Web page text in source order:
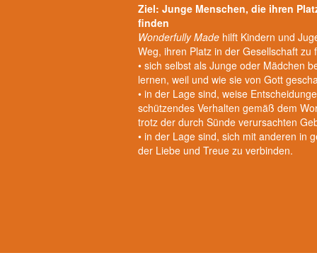
Ziel: Junge Menschen, die ihren
finden
Wonderfully Made hilft Kindern und
Weg, ihren Platz in der Gesellschaft zu
• sich selbst als Junge oder Mädchen
lernen, weil und wie sie von Gott
• in der Lage sind, weise
schützendes Verhalten gemäß dem
trotz der durch Sünde verursachten
• in der Lage sind, sich mit anderen in
der Liebe und Treue zu verbinden.